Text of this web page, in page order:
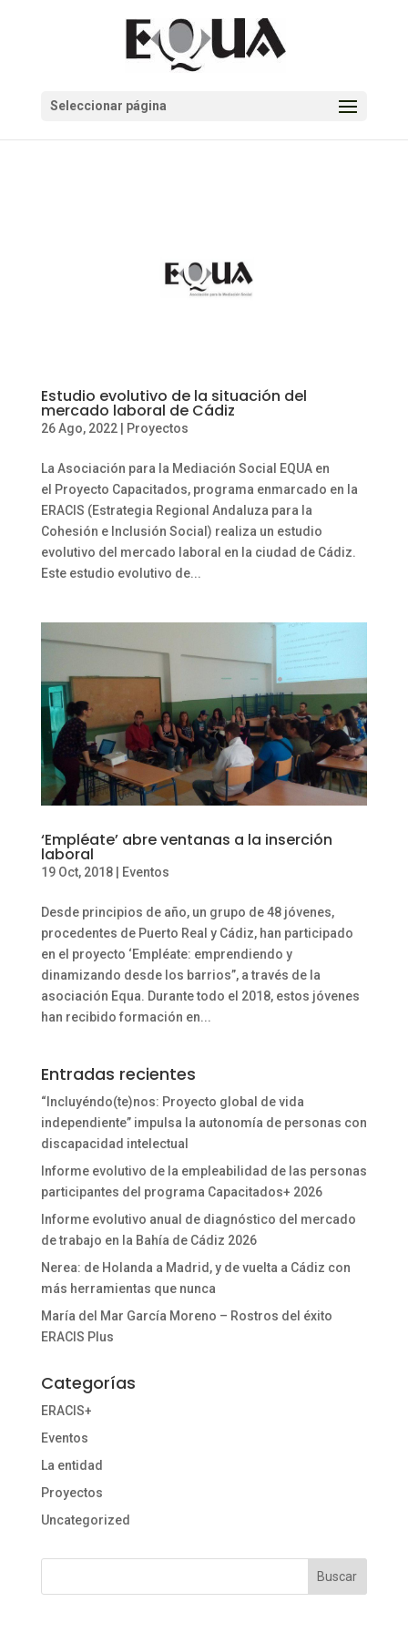
Seleccionar página
Estudio evolutivo de la situación del
mercado laboral de Cádiz
26 Ago, 2022| Proyectos
La Asociación para la Mediación Social EQUA en
el Proyecto Capacitados, programa enmarcado en la
ERACIS (Estrategia Regional Andaluza para la
Cohesión e Inclusión Social) realiza un estudio
evolutivo del mercado laboral en la ciudad de Cádiz.
Este estudio evolutivo de...
‘Empléate’ abre ventanas a la inserción
laboral
19 Oct, 2018| Eventos
Desde principios de año, un grupo de 48 jóvenes,
procedentes de Puerto Real y Cádiz, han participado
en el proyecto ‘Empléate: emprendiendo y
dinamizando desde los barrios”, a través de la
asociación Equa. Durante todo el 2018, estos jóvenes
han recibido formación en...
Entradas recientes
“Incluyéndo(te)nos: Proyecto global de vida
independiente” impulsa la autonomía de personas con
discapacidad intelectual
Informe evolutivo de la empleabilidad de las personas
participantes del programa Capacitados+ 2026
Informe evolutivo anual de diagnóstico del mercado
de trabajo en la Bahía de Cádiz 2026
Nerea: de Holanda a Madrid, y de vuelta a Cádiz con
más herramientas que nunca
María del Mar García Moreno – Rostros del éxito
ERACIS Plus
Categorías
ERACIS+
Eventos
La entidad
Proyectos
Uncategorized